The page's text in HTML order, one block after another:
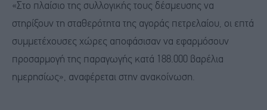
«Στο πλαίσιο της συλλογικής τους δέσμευσης να
στηρίξουν τη σταθερότητα της αγοράς πετρελαίου, οι επτά
συμμετέχουσες χώρες αποφάσισαν να εφαρμόσουν
προσαρμογή της παραγωγής κατά 188.000 βαρέλια
ημερησίως», αναφέρεται στην ανακοίνωση.